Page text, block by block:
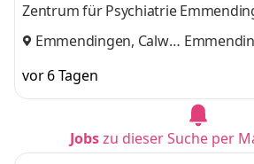
Zentrum für Psychiatrie
Emmendingen, Calw
vor 6 Tagen
Jobszu dieser Suche per